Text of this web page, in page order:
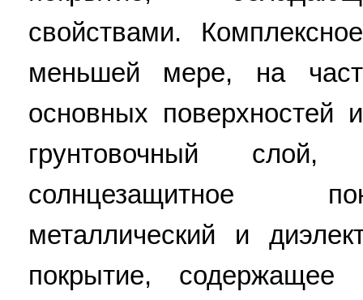
свойствами.
меньшей мере, на
основных поверхностей
грунтовочный слой,
солнцезащитное
металлический и
покрытие, содержащее